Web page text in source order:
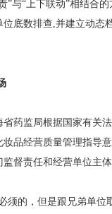
”与“上下联动”相结合
底数排查,并建立动态
药监局根据国家有关法
妆品经营质量管理指导
督责任和经营单位主体
的，但是跟兄弟单位